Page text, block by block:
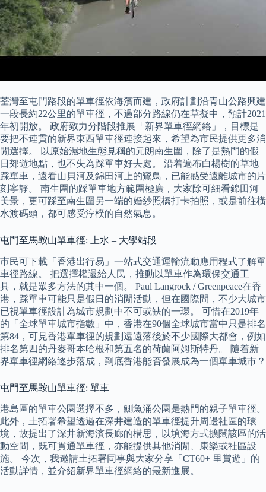
荃灣至屯門路段的單車徑依海濱而建，政府計劃沿青山公路興建
一段長約22公里的單車徑，不過部分路線仍在草擬中，預計2021
年初開放。 政府致力分階段推展「新界單車徑網絡」，目標是
要把不連貫的新界東西單車徑連接起來，希望為市民提供更多消
閒選擇。 以原始濕地生態見稱的元朗南生圍，除了是熱門的假
日郊遊地點，也不失為踩單車好去處。 沿着遍布白楊樹的草地
踩單車，遠看山貝河及錦田河上的鷺鳥，已能感受遠離城市的片
刻寧靜。 南生圍的踩單車地方範圍極廣，大家除可細看錦田河
美景，更可踩至南生圍另一端的婚紗照橋打卡拍照，或是前往橫
水渡碼頭，都可感受淳樸的自然氣息。
屯門至馬鞍山單車徑: 上水 – 大學站段
巿民可下載「香港出行易」一站式交通運輸流動應用程式了解單
車徑路線。 把選擇權還給人民，推動以單車作為環保交通工
具，就是眾多方法的其中一個。 Paul Langrock / Greenpeace在香
港，踩單車可能只是假日的消閒活動，但在國際間，不少大城市
已視單車徑設計為城市規劃中不可或缺的一環。 可惜在2019年
的「全球單車城市指數」中，香港在90個全球城市當中只是排名
第84，可見香港單車徑的規劃遠遠落後於不少國際大都會，例如
排名第四的丹麥哥本哈根和第五名的荷蘭阿姆斯特丹。 隨着新
界單車徑網絡逐步落成，到底香港能否發展成為一個單車城市？
屯門至馬鞍山單車徑: 單車
港島區的單車公園選擇不多，鰂魚涌公園是熱門的親子單車徑。
此外，土拓署希望透過在深井建造的單車徑提升周邊社區的環
境，故提出了深井新海濱長廊的構思，以填海方式擴闊該區的活
動空間，既可貫通單車徑，亦能提供其他消閒、康樂或社區設
施。 今次，我邀請土拓署同事與大家分享「CT60+ 里賞遊」的
活動詳情，並介紹新界單車徑網絡的最新進展。